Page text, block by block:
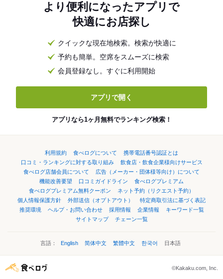
より便利になったアプリで
快適にお店探し
クイックな現在地検索。検索が快適に
予約も簡単。空席をスムーズに検索
会員登録なし。すぐに利用開始
アプリで開く
アプリなら1ヶ月無料でランキング検索！
利用規約 食べログについて
携帯電話番号認証とは
口コミ・ランキングに対する取り組み
飲食店・飲食企業様向けサービス
食べログ店舗会員について
広告（メーカー・団体様等向け）について
機能改善要望
口コミガイドライン
食べログプレミアム
食べログプレミアム無料クーポン
ネット予約（リクエスト予約）
個人情報保護方針
外部送信（オプトアウト）
特定商取引法に基づく表記
推奨環境
ヘルプ・お問い合わせ 採用情報 企業情報
キーワード一覧
サイトマップ
チェーン一覧
言語： English 简体中文 繁體中文 한국어 日本語
©Kakaku.com, Inc.